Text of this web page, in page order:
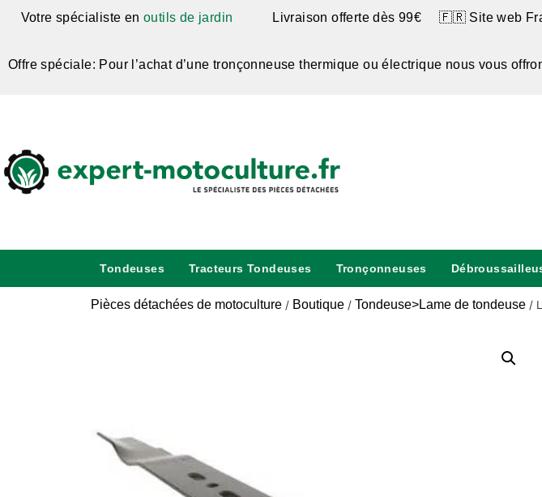
Votre spécialiste en outils de jardin Livraison offerte dès 99€ 🇫🇷 Site web
Offre spéciale: Pour l’achat d’une tronçonneuse thermique ou électrique nous vous
Tondeuses Tracteurs Tondeuses Tronçonneuses
Pièces détachées de motoculture / Boutique / Tondeuse>Lame de tondeuse /